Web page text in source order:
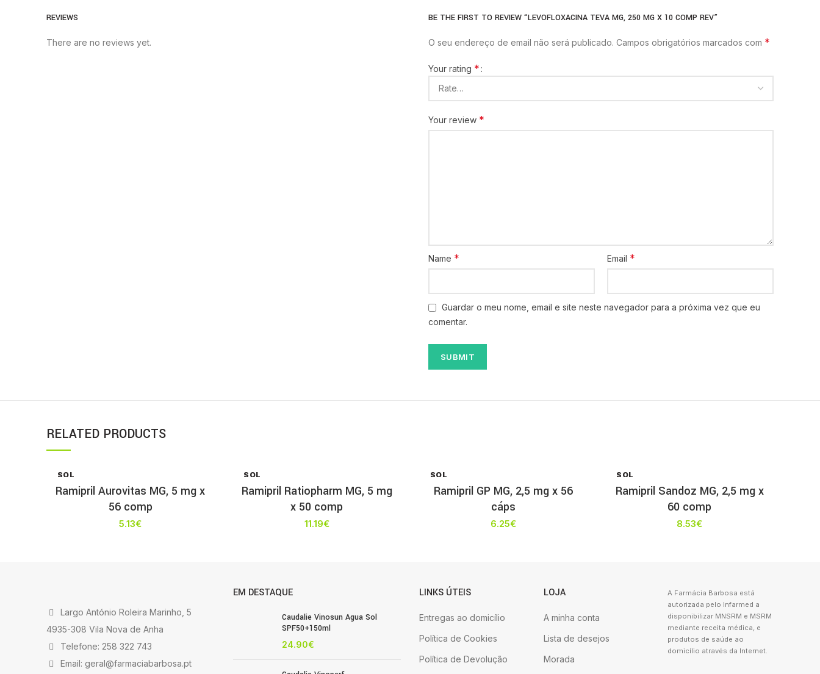
REVIEWS
There are no reviews yet.
BE THE FIRST TO REVIEW “LEVOFLOXACINA TEVA MG, 250 MG X 10 COMP REV”
O seu endereço de email não será publicado. Campos obrigatórios marcados com *
Your rating *
Your review *
Name * Email *
Guardar o meu nome, email e site neste navegador para a próxima vez que eu
comentar.
RELATED PRODUCTS
SOL
T
Ramipril Aurovitas MG, 5 mg x
56 comp
5.13€
SOL
T
Ramipril Ratiopharm MG, 5 mg
x 50 comp
11.19€
SOL
T
Ramipril GP MG, 2,5 mg x 56
cáps
6.25€
SOL
T
Ramipril Sandoz MG, 2,5 mg x
60 comp
8.53€
Largo António Roleira Marinho, 5
4935-308 Vila Nova de Anha
Telefone: 258 322 743
Email: geral@farmaciabarbosa.pt
EM DESTAQUE
Caudalie Vinosun Agua Sol
SPF50+150ml
24.90€
LINKS ÚTEIS
Entregas ao domicílio
Política de Cookies
Política de Devolução
LOJA
A minha conta
Lista de desejos
Morada
A Farmácia Barbosa está
autorizada pelo Infarmed a
disponibilizar MNSRM e MSRM
mediante receita médica, e
produtos de saúde ao
domicílio através da Internet.